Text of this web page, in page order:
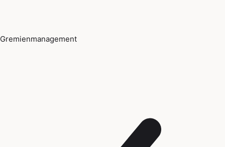
Gremienmanagement